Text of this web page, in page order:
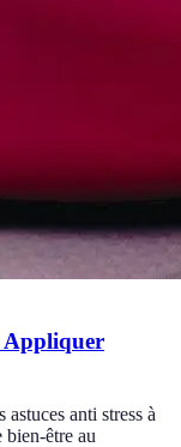
Appliquer
anti stress à
être au